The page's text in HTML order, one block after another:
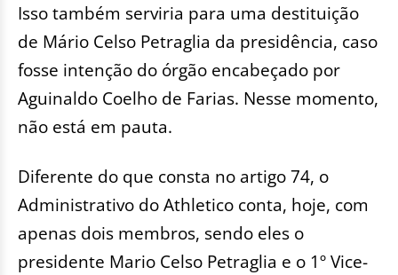
Isso também serviria para uma destituição
de Mário Celso Petraglia da presidência, caso
fosse intenção do órgão encabeçado por
Aguinaldo Coelho de Farias. Nesse momento,
não está em pauta.
Diferente do que consta no artigo 74, o
Administrativo do Athletico conta, hoje, com
apenas dois membros, sendo eles o
presidente Mario Celso Petraglia e o 1º Vice-